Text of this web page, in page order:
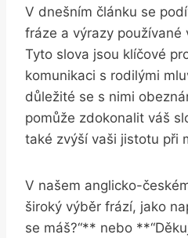
V dnešním článku se
fráze‍ a výrazy používané
Tyto slova jsou klíčové
komunikaci s rodilými
důležité se ⁣s nimi
pomůže‌ zdokonalit​ váš⁣
také zvýší ⁣vaši ​jistotu při
V našem​ anglicko-
široký výběr frází, jako
se máš?“** nebo